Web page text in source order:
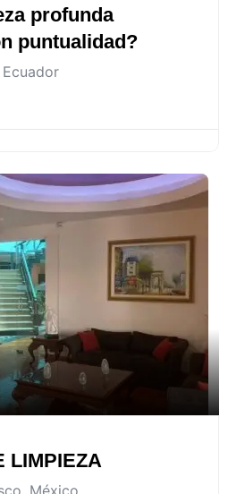
profunda
puntualidad?
Ecuador
LIMPIEZA
, México